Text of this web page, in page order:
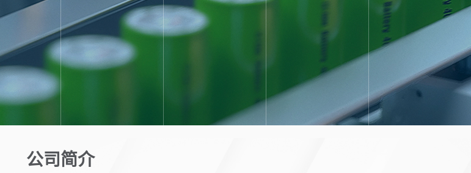
公司简介